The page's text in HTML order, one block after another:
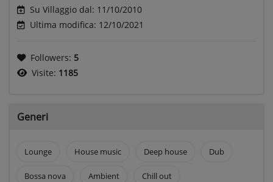
Su Villaggio dal: 11/10/2010
Ultima modifica: 12/10/2021
Followers: 5
Visite: 1185
Generi
Lounge House music Deep house Dub
Bossa nova Ambient Chill out